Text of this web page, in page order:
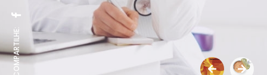
COMPARTILHE: